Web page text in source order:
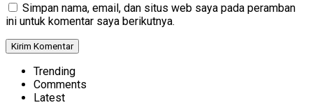
Simpan nama, email, dan situs web saya pada peramban
ini untuk komentar saya berikutnya.
Trending
Comments
Latest